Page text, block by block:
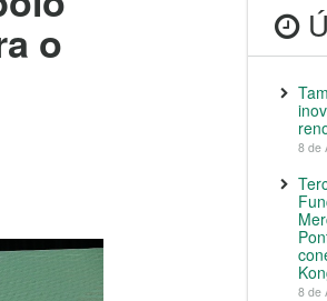
o
8 de
8 de